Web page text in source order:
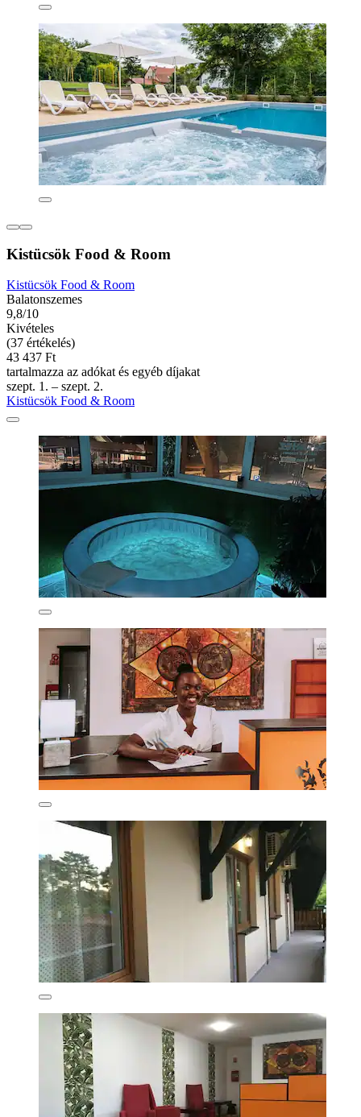
Kistücsök Food & Room
Kistücsök Food & Room
Balatonszemes
9,8/10
Kivételes
(37 értékelés)
43 437 Ft
tartalmazza az adókat és egyéb díjakat
szept. 1. – szept. 2.
Kistücsök Food & Room